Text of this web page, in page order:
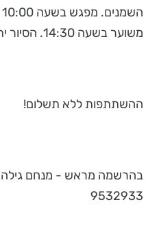
משוער בשעה 14:30. הסיור יתקיים ברכבים פרטיים.
ההשתתפות ללא תשלום!
9532933